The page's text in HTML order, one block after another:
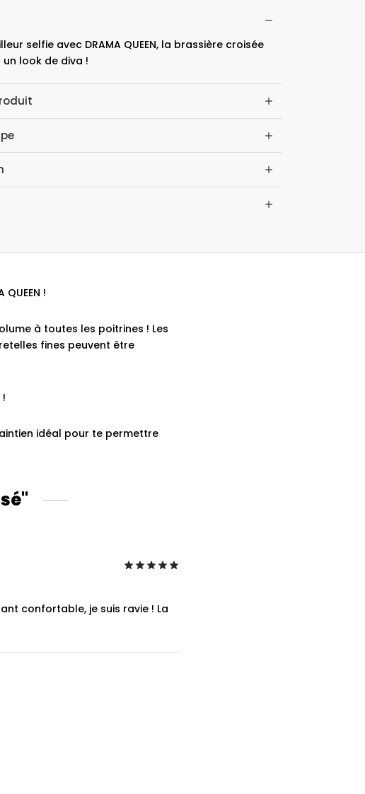
selfie avec DRAMA QUEEN, la brassière croisée
look de diva !
!
à toutes les poitrines ! Les
fines peuvent être
idéal pour te permettre
confortable, je suis ravie ! La